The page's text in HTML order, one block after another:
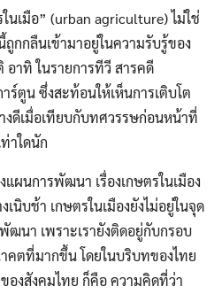
นเมือ” (urban agriculture) ไม่ใช่
ถูกกลืนเข้ามาอยู่ในความรับรู้ของ
าทิ ในรายการทีวี สารคดี
ตูน ซึ่งสะท้อนให้เห็นการเติบโต
งดีเมื่อเทียบกับทศวรรษก่อนหน้าที่
าใดนัก
แผนการพัฒนา เรื่องเกษตรในเมือง
เนิบช้า เกษตรในเมืองยังไม่อยู่ในจุด
ฒนา เพราะเรายังติดอยู่กับกรอบ
คตที่มากขึ้น โดยในบริบทของไทย
องสังคมไทย ก็คือ ความคิดที่ว่า